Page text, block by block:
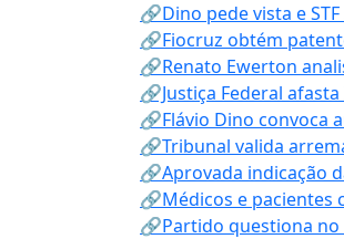
🔗Dino pede vista e
🔗Fiocruz obtém
🔗Renato Ewerton
🔗Justiça Federal
🔗Flávio Dino convoca
🔗Tribunal valida
🔗Aprovada indicação
🔗Médicos e pacientes
🔗Partido questiona no